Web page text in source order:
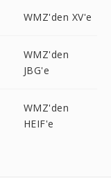
WMZ'den XV'e
WMZ'den
JBG'e
WMZ'den
HEIF'e